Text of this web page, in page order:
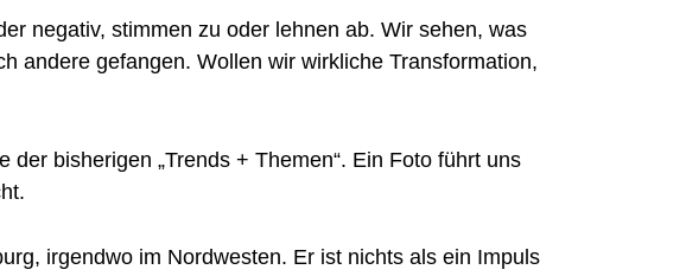
negativ, stimmen zu oder lehnen ab. Wir sehen, was
andere gefangen. Wollen wir wirkliche Transformation,
der bisherigen „Trends + Themen“. Ein Foto führt uns
irgendwo im Nordwesten. Er ist nichts als ein Impuls